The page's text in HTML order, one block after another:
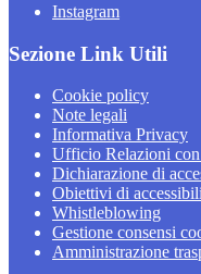
Instagram
Sezione Link Utili
Cookie policy
Note legali
Informativa Privacy
Ufficio Relazioni
Dichiarazione di
Obiettivi di
Whistleblowing
Gestione consensi
Amministrazione